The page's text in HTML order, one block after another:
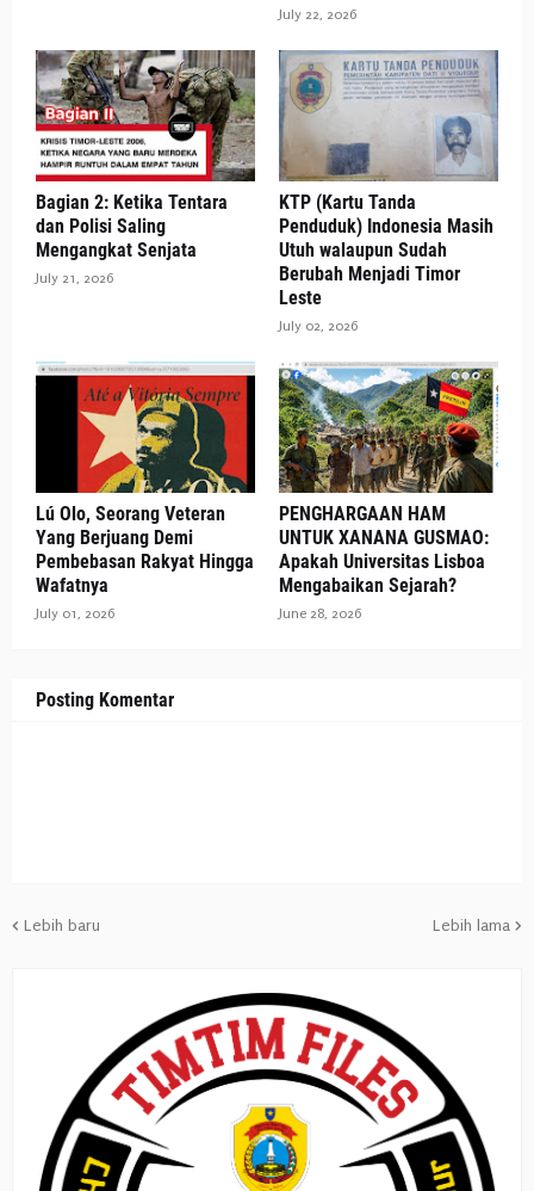
July 22, 2026
Bagian 2: Ketika Tentara
dan Polisi Saling
Mengangkat Senjata
July 21, 2026
KTP (Kartu Tanda
Penduduk) Indonesia Masih
Utuh walaupun Sudah
Berubah Menjadi Timor
Leste
July 02, 2026
Lú Olo, Seorang Veteran
Yang Berjuang Demi
Pembebasan Rakyat Hingga
Wafatnya
July 01, 2026
PENGHARGAAN HAM
UNTUK XANANA GUSMAO:
Apakah Universitas Lisboa
Mengabaikan Sejarah?
June 28, 2026
Posting Komentar
Lebih baru Lebih lama